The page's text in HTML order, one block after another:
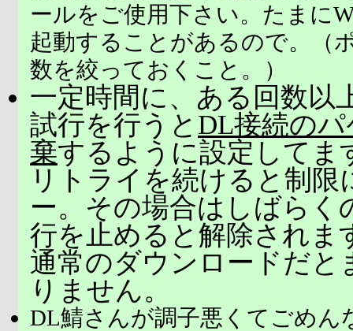
ールをご使用下さい。たまに
起動することがあるので。（
数を絞っておくこと。）
一定時間に、ある回数以
試行を行うと DL接続の
棄するように設定してま
リトライを続けると制限
ー。その場合はしばらく
行を止めると解除されま
通常のダウンロードだと
りません。
DL鯖さんが調子悪くてごめん